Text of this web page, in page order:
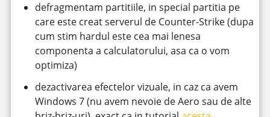
defragmentam partitiile, in special partitia pe
care este creat serverul de Counter-Strike (dupa
cum stim hardul este cea mai lenesa
componenta a calculatorului, asa ca o vom
optimiza)
dezactivarea efectelor vizuale, in caz ca avem
Windows 7 (nu avem nevoie de Aero sau de alte